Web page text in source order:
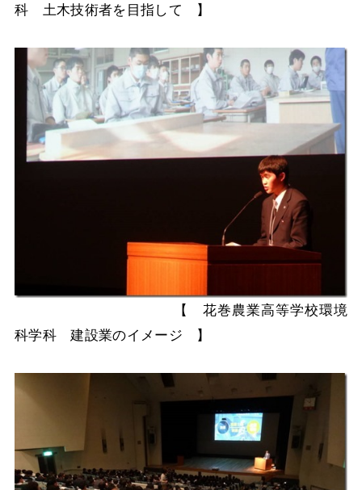
科 土木技術者を目指して 】
【 花巻農業高等学校環境
科学科 建設業のイメージ 】